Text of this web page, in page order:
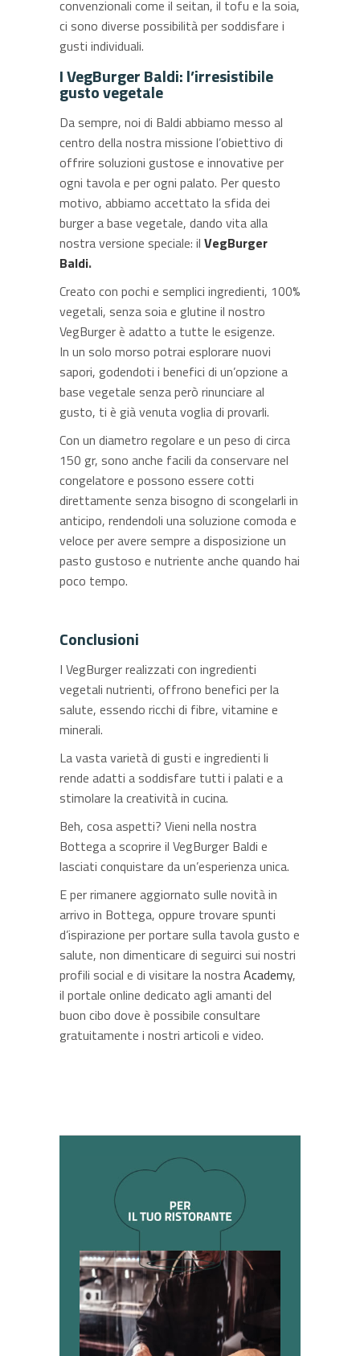
convenzionali come il seitan, il tofu e la soia,
ci sono diverse possibilità per soddisfare i
gusti individuali.
I VegBurger Baldi: l’irresistibile
gusto vegetale
Da sempre, noi di Baldi abbiamo messo al
centro della nostra missione l’obiettivo di
offrire soluzioni gustose e innovative per
ogni tavola e per ogni palato. Per questo
motivo, abbiamo accettato la sfida dei
burger a base vegetale, dando vita alla
nostra versione speciale: il VegBurger
Baldi.
Creato con pochi e semplici ingredienti, 100%
vegetali, senza soia e glutine il nostro
VegBurger è adatto a tutte le esigenze.
In un solo morso potrai esplorare nuovi
sapori, godendoti i benefici di un’opzione a
base vegetale senza però rinunciare al
gusto, ti è già venuta voglia di provarli.
Con un diametro regolare e un peso di circa
150 gr, sono anche facili da conservare nel
congelatore e possono essere cotti
direttamente senza bisogno di scongelarli in
anticipo, rendendoli una soluzione comoda e
veloce per avere sempre a disposizione un
pasto gustoso e nutriente anche quando hai
poco tempo.
Conclusioni
I VegBurger realizzati con ingredienti
vegetali nutrienti, offrono benefici per la
salute, essendo ricchi di fibre, vitamine e
minerali.
La vasta varietà di gusti e ingredienti li
rende adatti a soddisfare tutti i palati e a
stimolare la creatività in cucina.
Beh, cosa aspetti? Vieni nella nostra
Bottega a scoprire il VegBurger Baldi e
lasciati conquistare da un’esperienza unica.
E per rimanere aggiornato sulle novità in
arrivo in Bottega, oppure trovare spunti
d’ispirazione per portare sulla tavola gusto e
salute, non dimenticare di seguirci sui nostri
profili social e di visitare la nostraAcademy,
il portale online dedicato agli amanti del
buon cibo dove è possibile consultare
gratuitamente i nostri articoli e video.